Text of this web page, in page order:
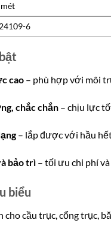
6
cao– phù hợp với môi
chắc chắn– chịu lực
– lắp được với hầu hết
bảo trì– tối ưu chi phí
biểu
cho cầu trục, cổng trục,